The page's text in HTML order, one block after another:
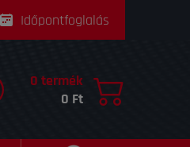
Időpontfoglalás
0 termék
0 Ft